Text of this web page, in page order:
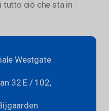
ciò che sta in
Westgate
32 E / 102,